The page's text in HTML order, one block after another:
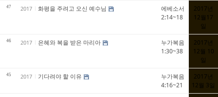
47 2017 화평을 주려고 오신 예수님
에베소서
2:14~18
2017년
12월17
일
46 2017 은혜와 복을 받은 마리아
누가복음
1:30~38
2017년
12월 10
일
45 2017 기다려야 할 이유
누가복음
4:16~21
2017년
12월 3일